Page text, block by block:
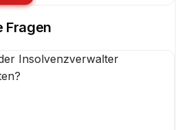
Fragen
Insolvenzverwalter